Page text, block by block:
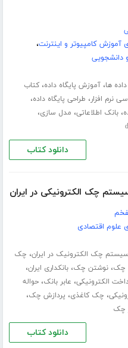
آموزش کامپیوتر و اینترنت،
دانشجویی
داده ها،آموزش پایگاه داده،کتاب
نرم افزار، طراحی پایگاه داده،
،بانک اطلاعاتی، مدل سازی،
دانلود کتاب
چک الکترونیکی در ایران
علوم اقتصادی
سیستم چک الکترونیک در ایران، چک
چک،نوشتن چک،بانکداری ایران،
الکترونیکی، عابر بانک،حواله
، چک کاغذی، پردازش چک،
چک
دانلود کتاب